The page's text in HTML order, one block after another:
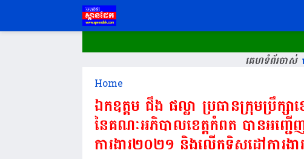
គេហទំព័រចាស់
Home
ឯកឧត្តម ជឹង ផល្លា ប្រធានក្រុមប្រឹក្
នៃគណៈអភិបាលខេត្តកំពត បានអញ្ជ
ការងារ២០២១ និងលើកទិសដៅការងា